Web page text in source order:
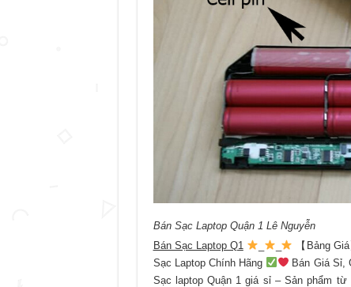
Bán Sạc Laptop Quận 1 Lê Nguyễn
Bán Sạc Laptop Q1
【Bảng
Sạc Laptop Chính Hãng
Bán Giá Sỉ,
Sạc laptop Quận 1 giá sỉ – Sản phẩm